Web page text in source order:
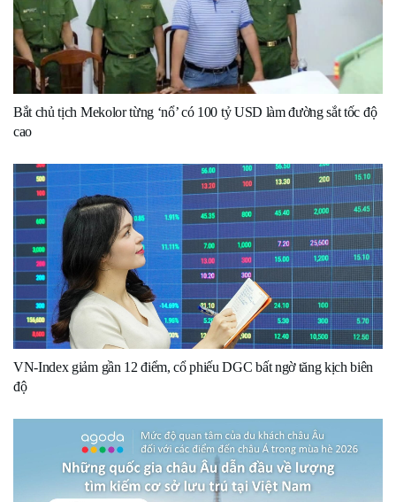
Bắt chủ tịch Mekolor từng ‘nổ’ có 100 tỷ USD làm đường sắt tốc độ
cao
VN-Index giảm gần 12 điểm, cổ phiếu DGC bất ngờ tăng kịch biên
độ